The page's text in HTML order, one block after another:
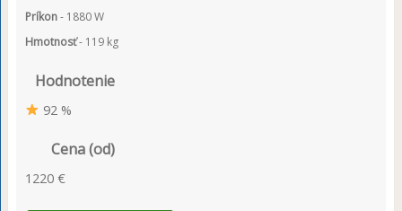
Príkon- 1880 W
Hmotnosť- 119 kg
Hodnotenie
92 %
Cena (od)
1220 €